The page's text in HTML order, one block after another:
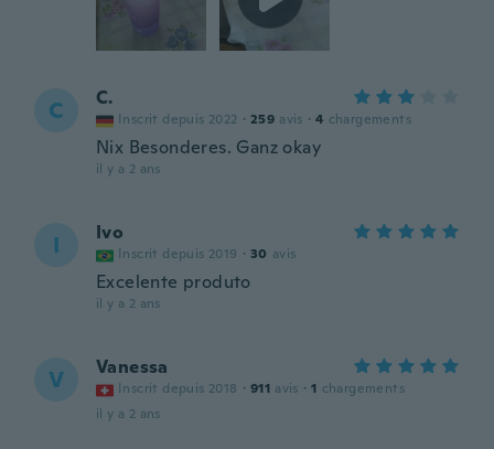
C C.
Inscrit depuis 2022 · 259 avis · 4 chargements
Nix Besonderes. Ganz okay
il y a 2 ans
I Ivo
Inscrit depuis 2019 · 30 avis
Excelente produto
il y a 2 ans
V Vanessa
Inscrit depuis 2018 · 911 avis · 1 chargements
il y a 2 ans